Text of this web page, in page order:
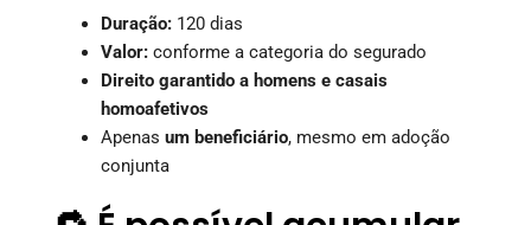
Duração: 120 dias
Valor: conforme a categoria do segurado
Direito garantido a homens e casais
homoafetivos
Apenas um beneficiário, mesmo em adoção
conjunta